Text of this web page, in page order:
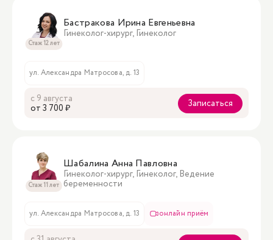
Стаж 12 лет
Бастракова Ирина Евгеньевна
Гинеколог-хирург, Гинеколог
ул. Александра Матросова, д. 13
с 9 августа
oт 3 700 ₽
Записаться
Стаж 11 лет
Шабалина Анна Павловна
Гинеколог-хирург, Гинеколог, Ведение
беременности
ул. Александра Матросова, д. 13 онлайн приём